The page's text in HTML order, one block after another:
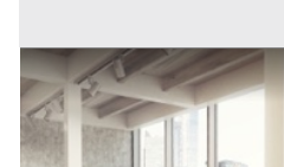
Ufficio all'asta a Novara
Novara (Novara)
Asta chiusa